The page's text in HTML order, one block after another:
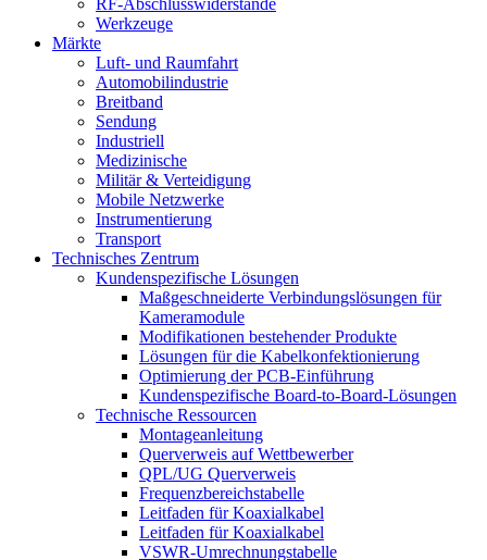
RF-Abschlusswiderstände
Werkzeuge
Märkte
Luft- und Raumfahrt
Automobilindustrie
Breitband
Sendung
Industriell
Medizinische
Militär & Verteidigung
Mobile Netzwerke
Instrumentierung
Transport
Technisches Zentrum
Kundenspezifische Lösungen
Maßgeschneiderte Verbindungslösungen für
Kameramodule
Modifikationen bestehender Produkte
Lösungen für die Kabelkonfektionierung
Optimierung der PCB-Einführung
Kundenspezifische Board-to-Board-Lösungen
Technische Ressourcen
Montageanleitung
Querverweis auf Wettbewerber
QPL/UG Querverweis
Frequenzbereichstabelle
Leitfaden für Koaxialkabel
Leitfaden für Koaxialkabel
VSWR-Umrechnungstabelle